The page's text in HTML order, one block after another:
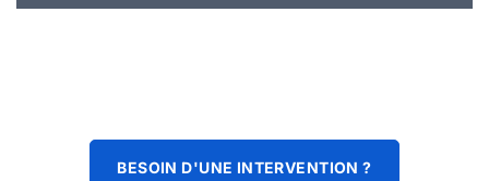
BESOIN D'UNE INTERVENTION ?